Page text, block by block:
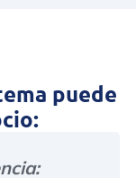
puede